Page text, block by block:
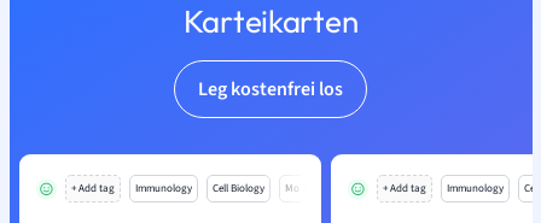
Karteikarten
Leg kostenfrei los
+ Add tag Immunology Cell Biology Mo + Add tag Immunology